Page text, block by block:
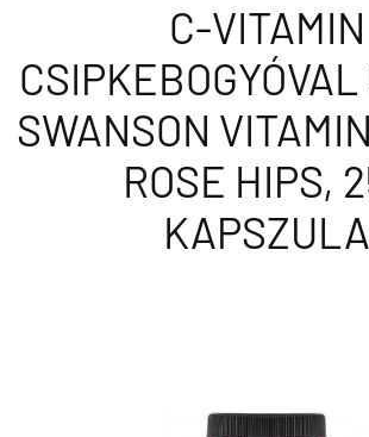
C-VITAMIN
SWANSON
ROSE HIPS,
KAPSZULA